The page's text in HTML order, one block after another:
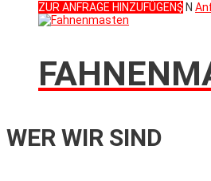
ZUR ANFRAGE HINZUFÜGEN
N
WER WIR SIND